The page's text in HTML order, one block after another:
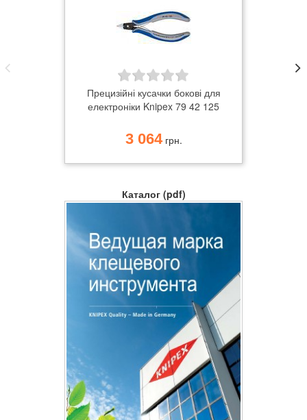
Прецизійні кусачки бокові для
електроніки Knipex 79 42 125
3 064грн.
Каталог (pdf)